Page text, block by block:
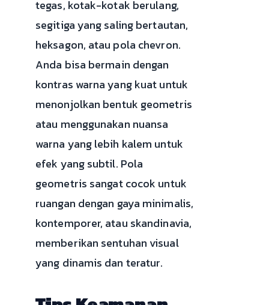
tegas, kotak-kotak berulang,
segitiga yang saling bertautan,
heksagon, atau pola chevron.
Anda bisa bermain dengan
kontras warna yang kuat untuk
menonjolkan bentuk geometris
atau menggunakan nuansa
warna yang lebih kalem untuk
efek yang subtil. Pola
geometris sangat cocok untuk
ruangan dengan gaya minimalis,
kontemporer, atau skandinavia,
memberikan sentuhan visual
yang dinamis dan teratur.